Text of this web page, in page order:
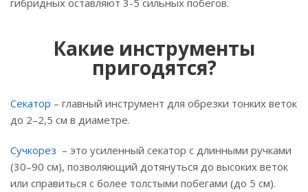
гибридных оставляют 3-5 сильных побегов.
Какие инструменты
пригодятся?
Секатор – главный инструмент для обрезки тонких веток
до 2–2,5 см в диаметре.
Сучкорез – это усиленный секатор с длинными ручками
(30–90 см), позволяющий дотянуться до высоких веток
или справиться с более толстыми побегами (до 5 см).